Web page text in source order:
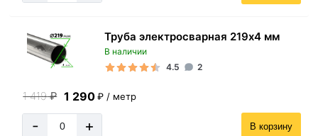
Труба электросварная 219х4 мм
В наличии
4.5
2
1 419₽ 1 290 ₽ / метр
- + В корзину